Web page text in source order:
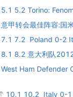
5.1 5.2 Torino:
意甲转会最佳阵容:国
7.1 7.2 Poland 0-2
8.1 8.2 意大利队
West Ham Defender
10.1 10.2 Italy 0-1